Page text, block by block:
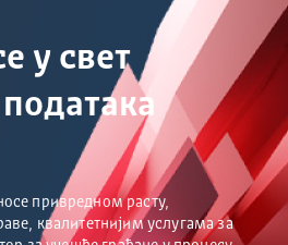
у свет
привредном расту,
квалитетнијим услугама за